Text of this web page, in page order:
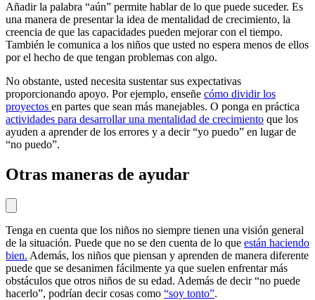
Añadir la palabra “aún” permite hablar de lo que puede suceder. Es
una manera de presentar la idea de mentalidad de crecimiento, la
creencia de que las capacidades pueden mejorar con el tiempo.
También le comunica a los niños que usted no espera menos de ellos
por el hecho de que tengan problemas con algo.
No obstante, usted necesita sustentar sus expectativas
proporcionando apoyo. Por ejemplo, enseñe cómo dividir los
proyectos en partes que sean más manejables. O ponga en práctica
actividades para desarrollar una mentalidad de crecimiento que los
ayuden a aprender de los errores y a decir “yo puedo” en lugar de
“no puedo”.
Otras maneras de ayudar
Tenga en cuenta que los niños no siempre tienen una visión general
de la situación. Puede que no se den cuenta de lo que están haciendo
bien. Además, los niños que piensan y aprenden de manera diferente
puede que se desanimen fácilmente ya que suelen enfrentar más
obstáculos que otros niños de su edad. Además de decir “no puede
hacerlo”, podrían decir cosas como “soy tonto”.